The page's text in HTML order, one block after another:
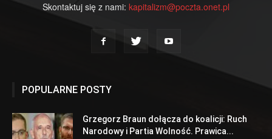
Skontaktuj się z nami: kapitalizm@poczta.onet.pl
POPULARNE POSTY
Grzegorz Braun dołącza do koalicji: Ruch
Narodowy i Partia Wolność. Prawica...